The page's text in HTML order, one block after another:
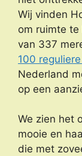
Wij vinden
om ruimte
van 337
100
Nederland
op een
We zien het
mooie en
die met